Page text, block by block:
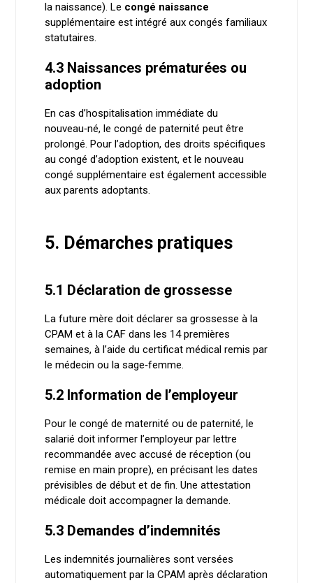
la naissance). Le congé naissance
supplémentaire est intégré aux congés familiaux
statutaires.
4.3 Naissances prématurées ou
adoption
En cas d’hospitalisation immédiate du
nouveau‑né, le congé de paternité peut être
prolongé. Pour l’adoption, des droits spécifiques
au congé d’adoption existent, et le nouveau
congé supplémentaire est également accessible
aux parents adoptants.
5. Démarches pratiques
5.1 Déclaration de grossesse
La future mère doit déclarer sa grossesse à la
CPAM et à la CAF dans les 14 premières
semaines, à l’aide du certificat médical remis par
le médecin ou la sage‑femme.
5.2 Information de l’employeur
Pour le congé de maternité ou de paternité, le
salarié doit informer l’employeur par lettre
recommandée avec accusé de réception (ou
remise en main propre), en précisant les dates
prévisibles de début et de fin. Une attestation
médicale doit accompagner la demande.
5.3 Demandes d’indemnités
Les indemnités journalières sont versées
automatiquement par la CPAM après déclaration